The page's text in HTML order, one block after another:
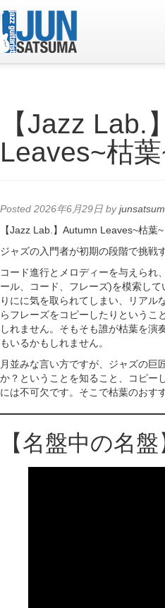
Live Schedule
Discography
Contact
YouTube
Online Lesson
【Jazz Lab.
Leaves~枯
Posted 2026年6月29日 by
【Jazz Lab.】Autumn Leaves~枯葉~
ジャズの入門者が初期の段階で挑戦
コード進行とメロディーを与えられ
ール、コード、フレーズ)を模索し
りにに気を取られてしまい、リアル
らフレーズをコピーしたりというこ
しれません。そもそも誰が枯葉を演
もいるかもしれません。
月並みな言い方ですが、ジャズの巨
か？ということを知ること、コピー
には不可欠です。そこで枯葉のおす
【名盤中の名盤